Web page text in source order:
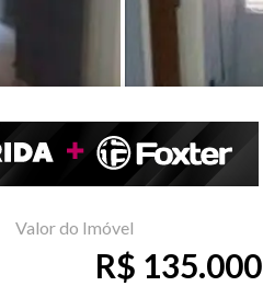
Valor do Imóvel
R$ 135.000